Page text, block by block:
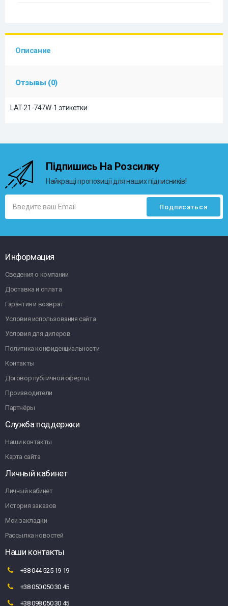
Описание
Отзывы (0)
LAT-21-747W-1 этикетки
Підпишись На Розсилку
Найкращі пропозиції для наших підписників!
Информация
Сведения о компании
Доставка и оплата
Гарантия и возврат
Условия использования сайта
Условия для дилеров
Политика конфиденциальности
Контакты
Договор публичной оферты.
Производители
Партнёры
Служба поддержки
Наши контакты
Карта сайта
Личный кабинет
Личный кабинет
История заказов
Мои закладки
Рассылка новостей
Наши контакты
+38 044 525 19 19
+38 050 050 30 45
+38 098 050 30 45